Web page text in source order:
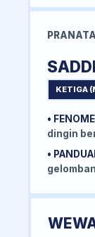
KETIGA
•
dingin
•